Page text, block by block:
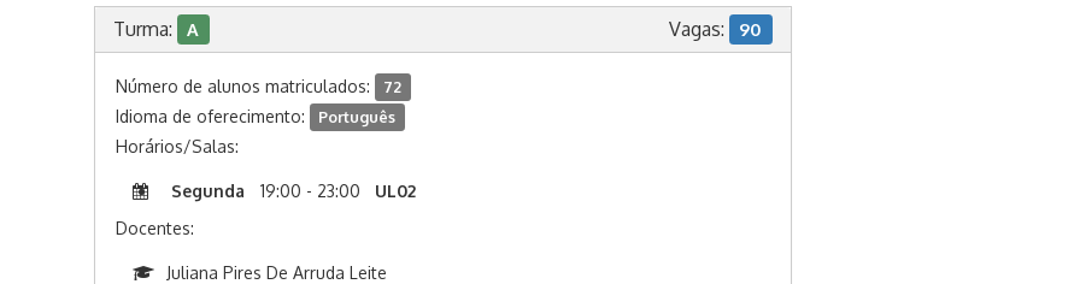
Turma: A Vagas: 90
Número de alunos matriculados: 72
Idioma de oferecimento: Português
Horários/Salas:
Segunda 19:00 - 23:00
UL02
Docentes:
Juliana Pires De Arruda Leite